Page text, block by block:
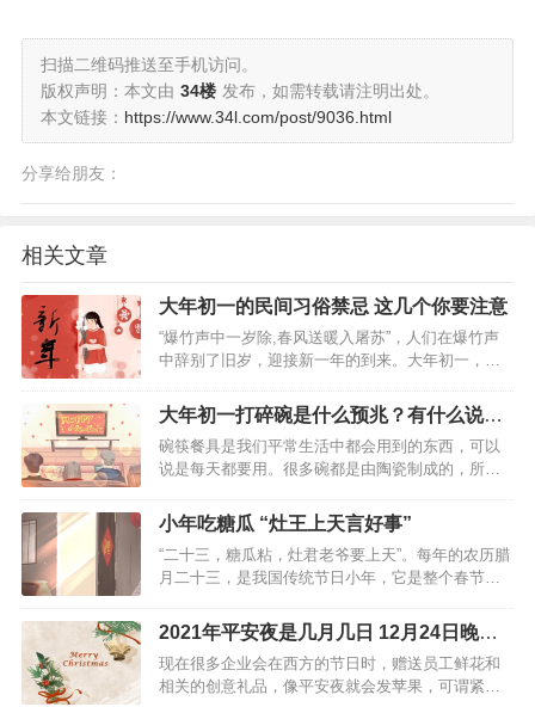
扫描二维码推送至手机访问。
版权声明：本文由 34楼 发布，如需转载请注明出处。
本文链接： https://www.34l.com/post/9036.html
分享给朋友：
相关文章
大年初一的民间习俗禁忌 这几个你要注意
“爆竹声中一岁除,春风送暖入屠苏”，人们在爆竹声
中辞别了旧岁，迎接新一年的到来。大年初一，作
现在的年轻人都不在意这些，但家里的老一辈还是
会十分注重这些，那么大年初一的这些习俗和禁忌
你都知道吗？小编…
大年初一打碎碗是什么预兆？有什么说
法？
碗筷餐具是我们平常生活中都会用到的东西，可以
说是每天都要用。很多碗都是由陶瓷制成的，所以
那如果一旦不小心打碎了碗，特别是在大年初一的
时候，有什么征兆呢？…
小年吃糖瓜 “灶王上天言好事”
“二十三，糖瓜粘，灶君老爷要上天”。每年的农历腊
月二十三，是我国传统节日小年，它是整个春节庆
节日一样，有过节的习俗，其中一个就是吃糖瓜。
小年吃糖瓜的由来 小年，灶王爷升天向玉帝禀报一
家人的善恶…
2021年平安夜是几月几日 12月24日晚齐
欢聚
现在很多企业会在西方的节日时，赠送员工鲜花和
相关的创意礼品，像平安夜就会发苹果，可谓紧跟